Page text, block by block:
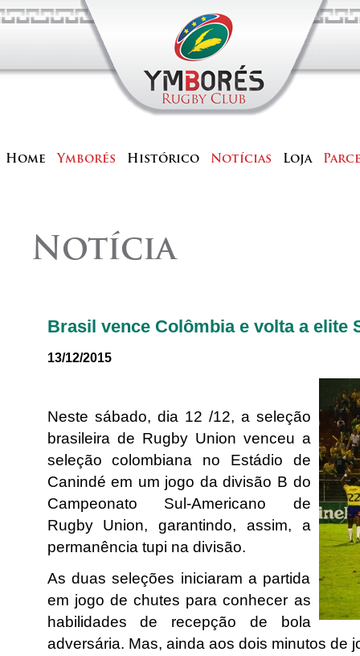
Home Ymborés Histórico Notícias Loja
Notícia
Brasil vence Colômbia e volta a elite
13/12/2015
Neste sábado, dia 12 /12, a seleção
brasileira de Rugby Union venceu a
seleção colombiana no Estádio de
Canindé em um jogo da divisão B do
Campeonato Sul-Americano de
Rugby Union, garantindo, assim, a
permanência tupi na divisão.
As duas seleções iniciaram a partida
em jogo de chutes para conhecer as
habilidades de recepção de bola
adversária. Mas, ainda aos dois minutos de